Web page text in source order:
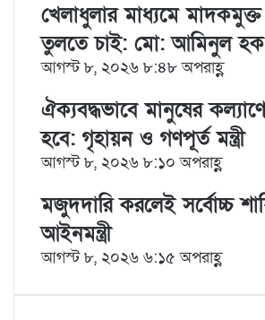
l
খেলাধুলার মাধ্যমে
তুলতে চাই: মো: আমিনুল হক
আগস্ট ৮, ২০২৬ ৮:৪৮ অপরাহ্ণ
ঐক্যবদ্ধভাবে মানুষের
হবে: গৃহায়ন ও গণপূর্ত মন্ত্রী
আগস্ট ৮, ২০২৬ ৮:১০ অপরাহ্ণ
মজুদদারি করলেই সর্বোচ্চ
আইনমন্ত্রী
আগস্ট ৮, ২০২৬ ৬:১৫ অপরাহ্ণ